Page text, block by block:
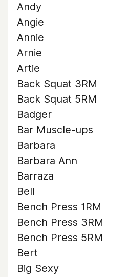
Andy
Angie
Annie
Arnie
Artie
Back Squat 3RM
Back Squat 5RM
Badger
Bar Muscle-ups
Barbara
Barbara Ann
Barraza
Bell
Bench Press 1RM
Bench Press 3RM
Bench Press 5RM
Bert
Big Sexy